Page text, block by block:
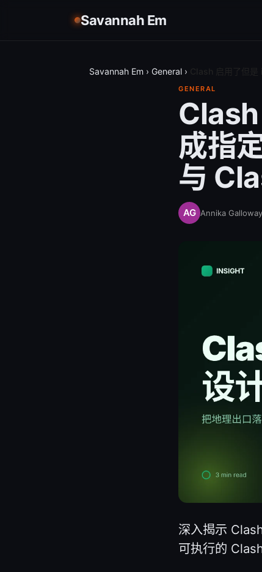
Savannah Em
Savannah Em › General ›
GENERAL
成指
与
Annika Galloway
深入揭示
可执行的